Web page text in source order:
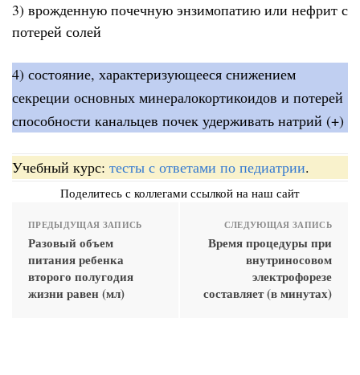
3) врожденную почечную энзимопатию или нефрит с
потерей солей
4) состояние, характеризующееся снижением
секреции основных минералокортикоидов и потерей
способности канальцев почек удерживать натрий (+)
Учебный курс: тесты с ответами по педиатрии.
Поделитесь с коллегами ссылкой на наш сайт
ПРЕДЫДУЩАЯ ЗАПИСЬ
Разовый объем
питания ребенка
второго полугодия
жизни равен (мл)
СЛЕДУЮЩАЯ ЗАПИСЬ
Время процедуры при
внутриносовом
электрофорезе
составляет (в минутах)